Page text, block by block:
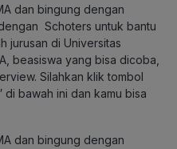
dan bingung dengan
Schoters untuk bantu
jurusan di Universitas
beasiswa yang bisa dicoba,
Silahkan klik tombol
di bawah ini dan kamu bisa
dan bingung dengan